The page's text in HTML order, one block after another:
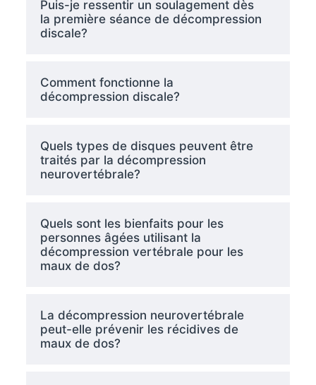
Puis-je ressentir un soulagement dès
la première séance de décompression
discale?
Comment fonctionne la
décompression discale?
Quels types de disques peuvent être
traités par la décompression
neurovertébrale?
Quels sont les bienfaits pour les
personnes âgées utilisant la
décompression vertébrale pour les
maux de dos?
La décompression neurovertébrale
peut-elle prévenir les récidives de
maux de dos?